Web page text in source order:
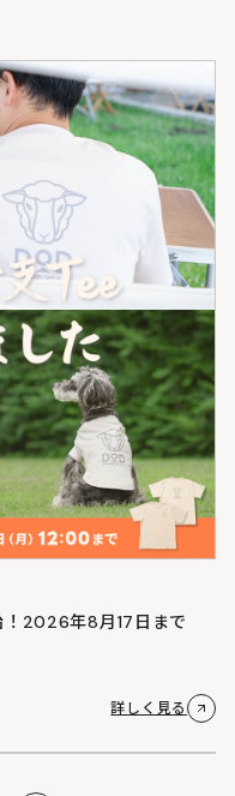
2026年8月17日まで
詳しく見る